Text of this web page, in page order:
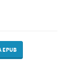
EPUB